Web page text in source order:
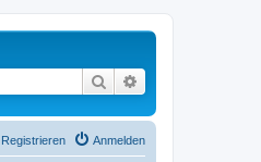
Suche
Anmelden
Registrieren